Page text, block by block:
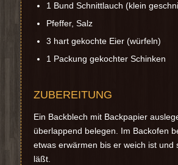
1 Bund Schnittlauch (klein
Pfeffer, Salz
3 hart gekochte Eier (würfeln)
1 Packung gekochter Schinken
ZUBEREITUNG
Ein Backblech mit Backpapier
überlappend belegen. Im Backofen
etwas erwärmen bis er weich ist und
läßt.